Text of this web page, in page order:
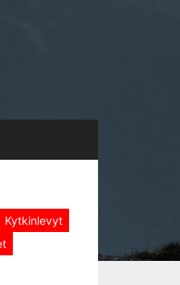
Kytkinlevyt